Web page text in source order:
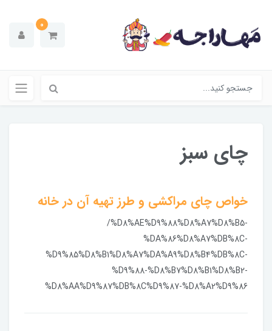
0
چای سبز
خواص چای مراکشی و طرز تهیه آن در خانه
/%D8%AE%D9%88%D8%A7%D8%B5-
%DA%86%D8%A7%DB%8C-
%D9%85%D8%B1%D8%A7%DA%A9%D8%B4%DB%8C-
%D9%88-%D8%B7%D8%B1%D8%B2-
%D8%AA%D9%87%DB%8C%D9%87-%D8%A2%D9%86